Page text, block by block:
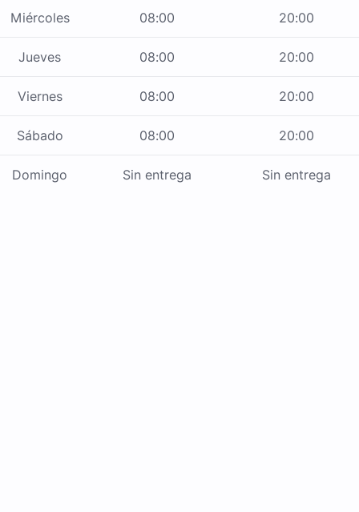
Miércoles 08:00 20:00
Jueves 08:00 20:00
Viernes 08:00 20:00
Sábado 08:00 20:00
Domingo Sin entrega Sin entrega